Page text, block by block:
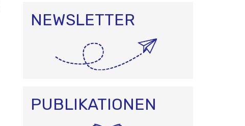
NEWSLETTER
PUBLIKATIONEN